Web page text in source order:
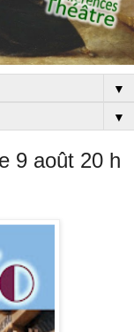
▼
▼
9 août 20 h